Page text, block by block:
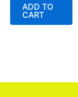
ADD TO
CART